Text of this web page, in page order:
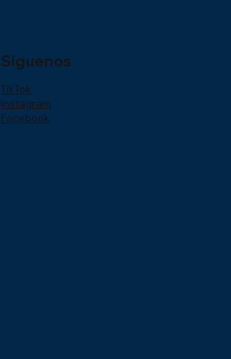
Síguenos
TikTok
Instagram
Facebook